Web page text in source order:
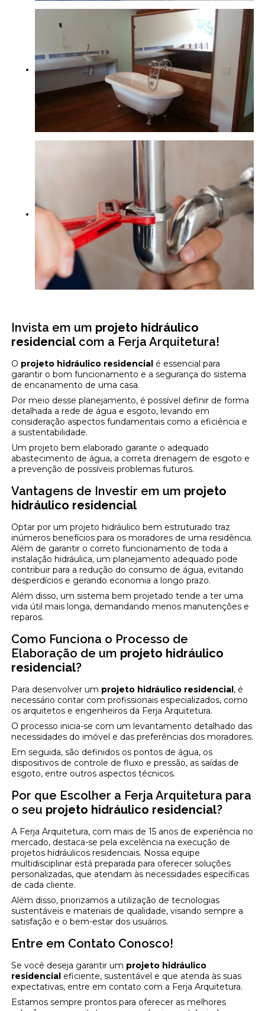
Invista em um projeto hidráulico
residencialcom a Ferja Arquitetura!
O projeto hidráulico residencial é essencial para
garantir o bom funcionamento e a segurança do sistema
de encanamento de uma casa.
Por meio desse planejamento, é possível definir de forma
detalhada a rede de água e esgoto, levando em
consideração aspectos fundamentais como a eficiência e
a sustentabilidade.
Um projeto bem elaborado garante o adequado
abastecimento de água, a correta drenagem de esgoto e
a prevenção de possíveis problemas futuros.
Vantagens de Investir em um projeto
hidráulico residencial
Optar por um projeto hidráulico bem estruturado traz
inúmeros benefícios para os moradores de uma residência.
Além de garantir o correto funcionamento de toda a
instalação hidráulica, um planejamento adequado pode
contribuir para a redução do consumo de água, evitando
desperdícios e gerando economia a longo prazo.
Além disso, um sistema bem projetado tende a ter uma
vida útil mais longa, demandando menos manutenções e
reparos.
Como Funciona o Processo de
Elaboração de um projeto hidráulico
residencial?
Para desenvolver um projeto hidráulico residencial, é
necessário contar com profissionais especializados, como
os arquitetos e engenheiros da Ferja Arquitetura.
O processo inicia-se com um levantamento detalhado das
necessidades do imóvel e das preferências dos moradores.
Em seguida, são definidos os pontos de água, os
dispositivos de controle de fluxo e pressão, as saídas de
esgoto, entre outros aspectos técnicos.
Por que Escolher a Ferja Arquitetura para
o seu projeto hidráulico residencial?
A Ferja Arquitetura, com mais de 15 anos de experiência no
mercado, destaca-se pela excelência na execução de
projetos hidráulicos residenciais. Nossa equipe
multidisciplinar está preparada para oferecer soluções
personalizadas, que atendam às necessidades específicas
de cada cliente.
Além disso, priorizamos a utilização de tecnologias
sustentáveis e materiais de qualidade, visando sempre a
satisfação e o bem-estar dos usuários.
Entre em Contato Conosco!
Se você deseja garantir um projeto hidráulico
residencial eficiente, sustentável e que atenda às suas
expectativas, entre em contato com a Ferja Arquitetura.
Estamos sempre prontos para oferecer as melhores